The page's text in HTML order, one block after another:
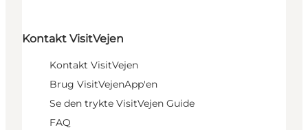
Kontakt VisitVejen
Kontakt VisitVejen
Brug VisitVejenApp'en
Se den trykte VisitVejen Guide
FAQ